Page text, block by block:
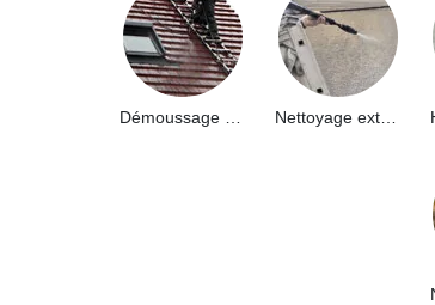
Nettoyage extérieur bâtiment industriel 91